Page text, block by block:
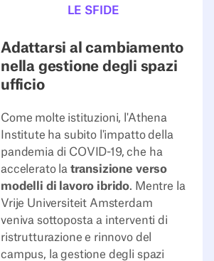
LE SFIDE
Adattarsi al cambiamento
nella gestione degli spazi
ufficio
Come molte istituzioni, l'Athena
Institute ha subito l'impatto della
pandemia di COVID-19, che ha
accelerato la transizione verso
modelli di lavoro ibrido. Mentre la
Vrije Universiteit Amsterdam
veniva sottoposta a interventi di
ristrutturazione e rinnovo del
campus, la gestione degli spazi